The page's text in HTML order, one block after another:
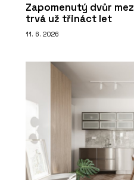
Zapomenutý dvůr
trvá už třináct let
11. 6. 2026